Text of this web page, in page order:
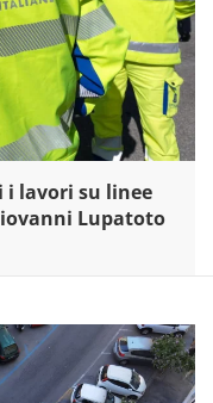
i lavori su linee
Lupatoto